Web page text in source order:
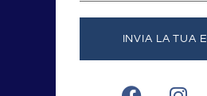
INVIA LA TUA
F
I